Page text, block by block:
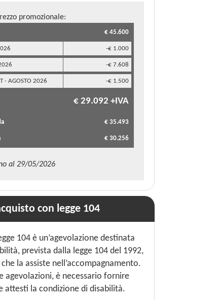
promozionale:
€ 45.600
-€ 1.000
-€ 7.608
- AGOSTO 2026 -€ 1.500
€ 29.092 +IVA
€ 35.493
€ 30.256
al 29/05/2026
con legge 104
104 è un’agevolazione destinata
prevista dalla legge 104 del 1992,
la assiste nell’accompagnamento.
agevolazioni, è necessario fornire
attesti la condizione di disabilità.